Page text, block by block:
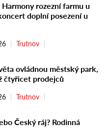
rozezní farmu u
doplní posezení u
Trutnov
ovládnou městský park,
čtyřicet prodejců
Trutnov
Český ráj? Rodinná